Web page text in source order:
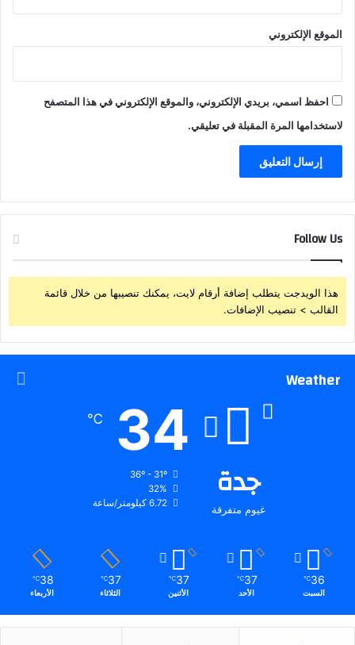
ت
ح
ا
ه
ي
الموقع الإلكتروني
احفظ اسمي، بريدي الإلكتروني، والموقع الإلكتروني في هذا المتصفح
لاستخدامها المرة المقبلة في تعليقي.
Follow Us
هذا الويدجت يتطلب إضافة أرقام لايت، يمكنك تنصيبها من خلال قائمة
القالب > تنصيب الإضافات.
Weather
جدة
غيوم متفرقة
34
℃
32%
6.72 كيلومتر/ساعة
36
℃
السبت
37
℃
الأحد
37
℃
الأثنين
37
℃
الثلاثاء
38
℃
الأربعاء